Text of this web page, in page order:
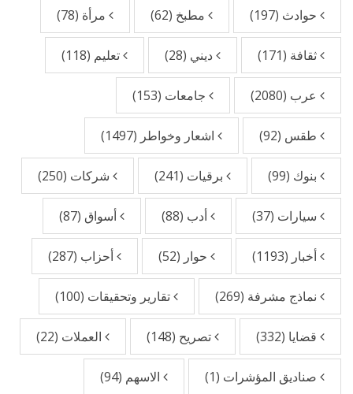
حوادث (197) مطبخ (62) مرأة (78)
ثقافة (171) ديني (28) تعليم (118)
عرب (2080) جامعات (153)
طقس (92) اشعار وخواطر (1497)
بنوك (99) برقيات (241) شركات (250)
سيارات (37) أدب (88) أسواق (87)
أخبار (1193) حوار (52) أحزاب (287)
نماذج مشرفة (269) تقارير وتحقيقات (100)
قضايا (332) تصريح (148) العملات (22)
صناديق المؤشرات (1) الاسهم (94)